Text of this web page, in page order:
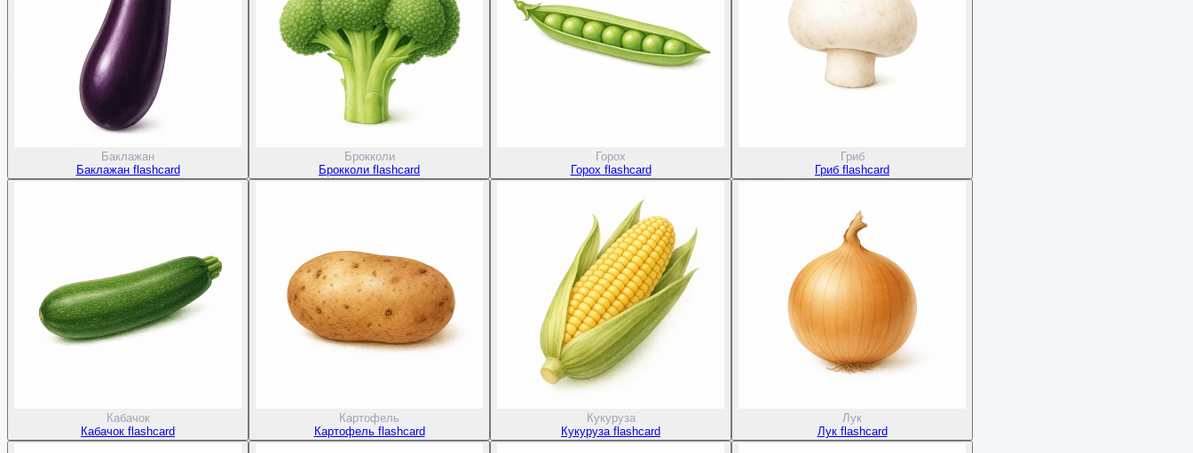
Баклажан
Баклажан flashcard
Брокколи
Брокколи flashcard
Горох
Горох flashcard
Гриб
Гриб flashcard
Кабачок
Кабачок flashcard
Картофель
Картофель flashcard
Кукуруза
Кукуруза flashcard
Лук
Лук flashcard